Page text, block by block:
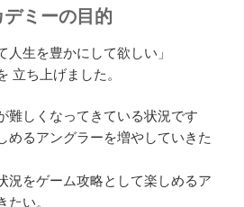
ミーの目的
人生を豊かにして欲しい」
立ち上げました。
難しくなってきている状況です
めるアングラーを増やしていきた
況をゲーム攻略として楽しめるア
たい。